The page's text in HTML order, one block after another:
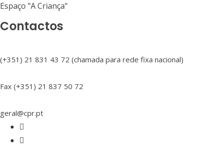
Espaço "A Criança"
Contactos
(+351) 21 831 43 72 (chamada para rede fixa nacional)
Fax (+351) 21 837 50 72
geral@cpr.pt